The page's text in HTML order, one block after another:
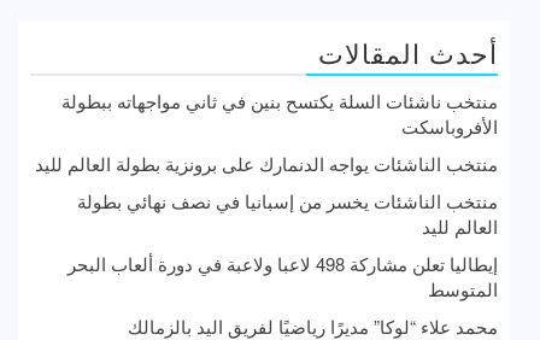
أحدث المقالات
منتخب ناشئات السلة يكتسح بنين في ثاني مواجهاته ببطولة
الأفروباسكت
منتخب الناشئات يواجه الدنمارك على برونزية بطولة العالم لليد
منتخب الناشئات يخسر من إسبانيا في نصف نهائي بطولة
العالم لليد
إيطاليا تعلن مشاركة 498 لاعبا ولاعبة في دورة ألعاب البحر
المتوسط
محمد علاء “لوكا” مديرًا رياضيًا لفريق اليد بالزمالك